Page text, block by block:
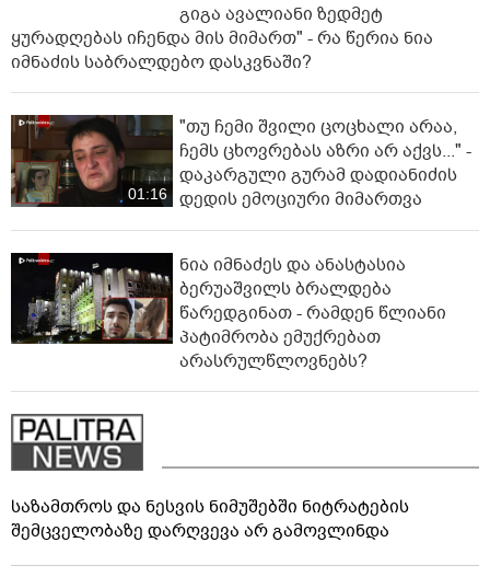
გიგა ავალიანი ზედმეტ
ყურადღებას იჩენდა მის მიმართ" - რა წერია ნია
იმნაძის საბრალდებო დასკვნაში?
01:16
"თუ ჩემი შვილი ცოცხალი არაა,
ჩემს ცხოვრებას აზრი არ აქვს..." -
დაკარგული გურამ დადიანიძის
დედის ემოციური მიმართვა
ნია იმნაძეს და ანასტასია
ბერუაშვილს ბრალდება
წარედგინათ - რამდენ წლიანი
პატიმრობა ემუქრებათ
არასრულწლოვნებს?
საზამთროს და ნესვის ნიმუშებში ნიტრატების
შემცველობაზე დარღვევა არ გამოვლინდა